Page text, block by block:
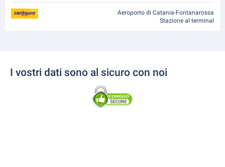
Aeroporto di Catania-Fontanarossa
Stazione al terminal
I vostri dati sono al sicuro con noi